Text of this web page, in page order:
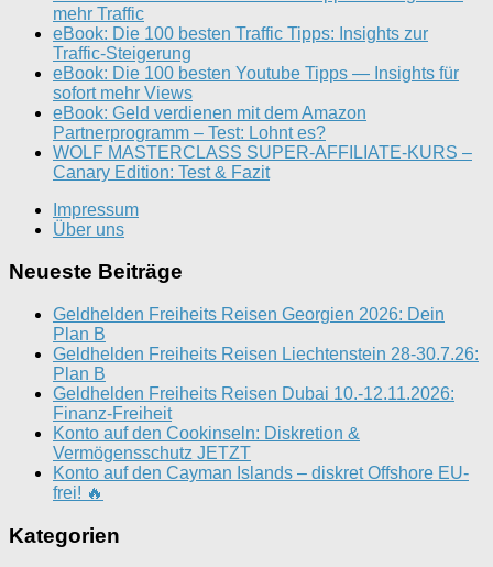
mehr Traffic
eBook: Die 100 besten Traffic Tipps: Insights zur
Traffic-Steigerung
eBook: Die 100 besten Youtube Tipps — Insights für
sofort mehr Views
eBook: Geld verdienen mit dem Amazon
Partnerprogramm – Test: Lohnt es?
WOLF MASTERCLASS SUPER-AFFILIATE-KURS –
Canary Edition: Test & Fazit
Impressum
Über uns
Neueste Beiträge
Geldhelden Freiheits Reisen Georgien 2026: Dein
Plan B
Geldhelden Freiheits Reisen Liechtenstein 28-30.7.26:
Plan B
Geldhelden Freiheits Reisen Dubai 10.-12.11.2026:
Finanz-Freiheit
Konto auf den Cookinseln: Diskretion &
Vermögensschutz JETZT
Konto auf den Cayman Islands – diskret Offshore EU-
frei! 🔥
Kategorien